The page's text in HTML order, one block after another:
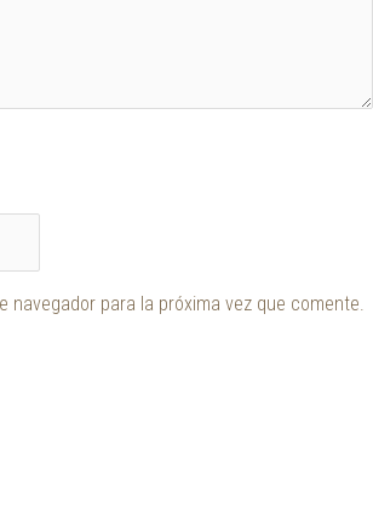
para la próxima vez que comente.